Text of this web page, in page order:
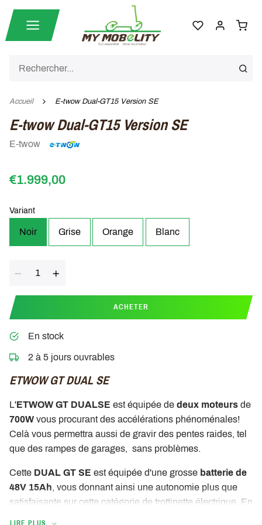
Accueil E-twow Dual-GT15 Version SE
E-twow Dual-GT15 Version SE
E-twow
€1.999,00
Variant
Noir Grise Orange Blanc
ACHETER
En stock
2 à 5 jours ouvrables
ETWOW GT DUAL SE
L'ETWOW GT DUALSE est équipée de deux moteurs de
700W vous procurant des accélérations phénoménales!
Celà vous permettra aussi de gravir des pentes raides, tel
que des rampes de garages, sans problèmes.
Cette DUAL GT SE est équipée d'une grosse batterie de
48V 15Ah, vous donnant ainsi une autonomie plus que
satisfaisante sur cette catégorie de trottinette électrique. En